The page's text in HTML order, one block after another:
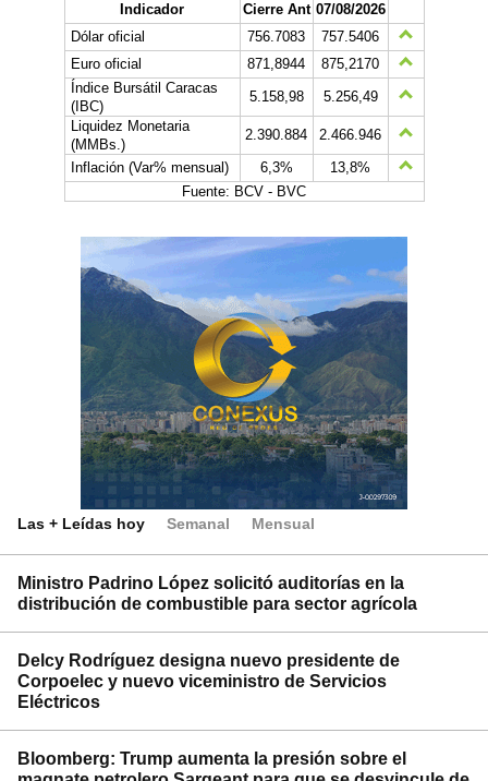
Indicador Cierre Ant 07/08/2026
Dólar oficial
756.7083
757.5406
Euro oficial
871,8944
875,2170
Índice Bursátil Caracas
(IBC)
5.158,98
5.256,49
Liquidez Monetaria
(MMBs.)
2.390.884
2.466.946
Inflación (Var% mensual)
6,3%
13,8%
Fuente: BCV - BVC
Las + Leídas hoy Semanal Mensual
Ministro Padrino López solicitó auditorías en la
distribución de combustible para sector agrícola
Delcy Rodríguez designa nuevo presidente de
Corpoelec y nuevo viceministro de Servicios
Eléctricos
Bloomberg: Trump aumenta la presión sobre el